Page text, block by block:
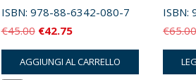
ISBN: 978-88-6342-080-7
€45.00 Il
prezzo
originale
€42.75Il
prezzo
attuale
AGGIUNGI AL CARRELLO
ISBN:
€